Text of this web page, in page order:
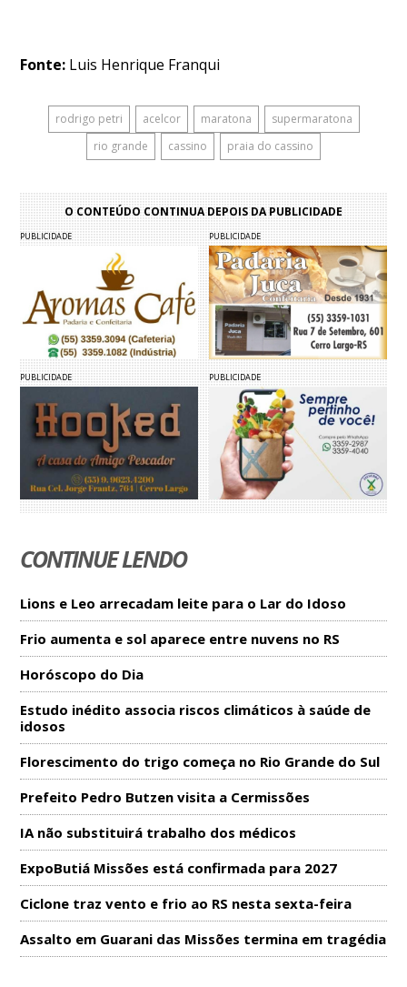
Fonte: Luis Henrique Franqui
rodrigo petri acelcor maratona
supermaratona
rio grande
cassino praia do cassino
O CONTEÚDO CONTINUA DEPOIS DA PUBLICIDADE
PUBLICIDADE PUBLICIDADE
PUBLICIDADE PUBLICIDADE
CONTINUE LENDO
Lions e Leo arrecadam leite para o Lar do Idoso
Frio aumenta e sol aparece entre nuvens no RS
Horóscopo do Dia
Estudo inédito associa riscos climáticos à saúde de
idosos
Florescimento do trigo começa no Rio Grande do Sul
Prefeito Pedro Butzen visita a Cermissões
IA não substituirá trabalho dos médicos
ExpoButiá Missões está confirmada para 2027
Ciclone traz vento e frio ao RS nesta sexta-feira
Assalto em Guarani das Missões termina em tragédia